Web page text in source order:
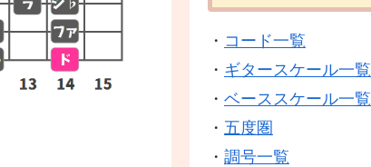
・ コード一覧
・ ギタースケール一覧
・ ベーススケール一覧
・ 五度圏
・ 調号一覧